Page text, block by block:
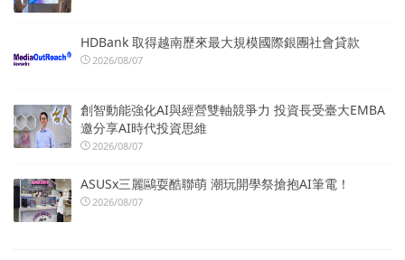
HDBank 取得越南歷來最大規模國際銀團社會貸款
2026/08/07
創智動能強化AI與經營雙軸競爭力 投資長受臺大EMBA
邀分享AI時代投資思維
2026/08/07
ASUSx三麗鷗耍酷聯萌 潮玩開學祭搶抱AI筆電！
2026/08/07